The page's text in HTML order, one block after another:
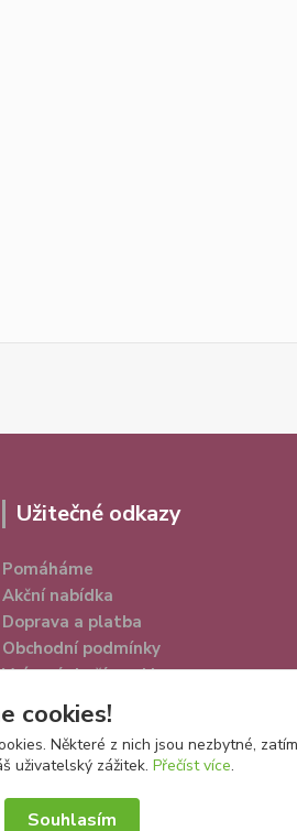
Užitečné odkazy
Pomáháme
Akční nabídka
Doprava a platba
Obchodní podmínky
Vrácení zboží a reklamace
Ochrana osobních údajů
cookies!
Některé z nich jsou nezbytné,
uživatelský zážitek. Přečíst více.
Souhlasím